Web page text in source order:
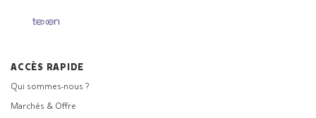
ACCÈS RAPIDE
Qui sommes-nous ?
Marchés & Offre